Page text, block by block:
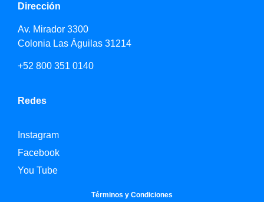
Dirección
Av. Mirador 3300
Colonia Las Águilas 31214
+52 800 351 0140
Redes
Instagram
Facebook
You Tube
Términos y Condiciones